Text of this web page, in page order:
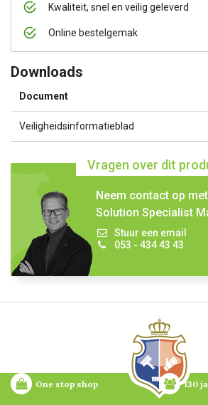
Kwaliteit, snel en veilig geleverd
Online bestelgemak
Downloads
Document
Veiligheidsinformatieblad
Vragen over dit
Neem contact op
Solution Specialist
Stuur een email
053 - 434 43 43
One stop shop 130